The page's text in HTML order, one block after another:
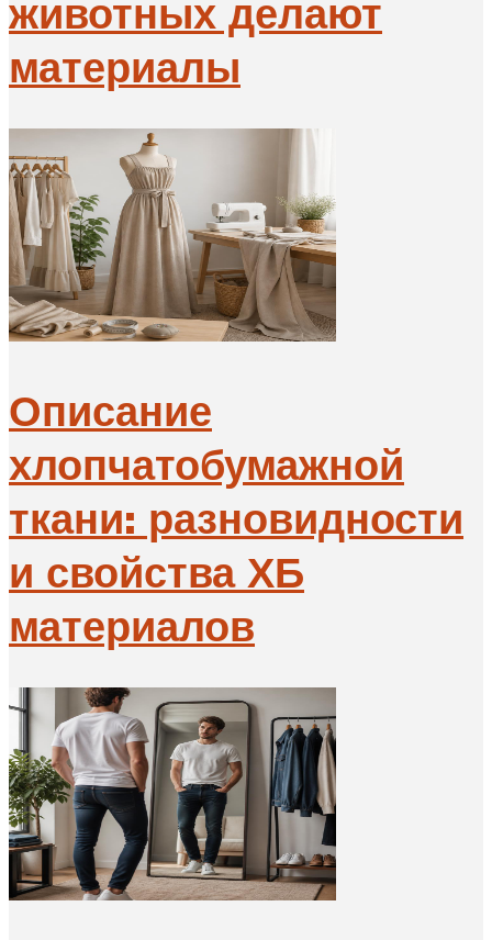
животных делают
материалы
Описание
хлопчатобумажной
ткани: разновидности
и свойства ХБ
материалов